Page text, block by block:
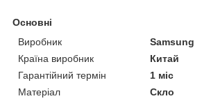
Основні
Виробник
Samsung
Країна виробник
Китай
Гарантійний термін
1 міс
Матеріал
Скло